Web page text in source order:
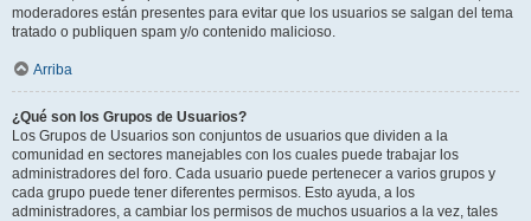
moderadores están presentes para evitar que los usuarios se salgan del tema
tratado o publiquen spam y/o contenido malicioso.
Arriba
¿Qué son los Grupos de Usuarios?
Los Grupos de Usuarios son conjuntos de usuarios que dividen a la
comunidad en sectores manejables con los cuales puede trabajar los
administradores del foro. Cada usuario puede pertenecer a varios grupos y
cada grupo puede tener diferentes permisos. Esto ayuda, a los
administradores, a cambiar los permisos de muchos usuarios a la vez, tales